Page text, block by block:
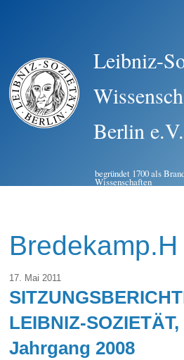
Leibniz-
Berlin e.V.
begründet 1700 als
Wissenschaften
Bredekamp.H
17. Mai 2011
LEIBNIZ-SOZIETÄT,
Jahrgang 2008